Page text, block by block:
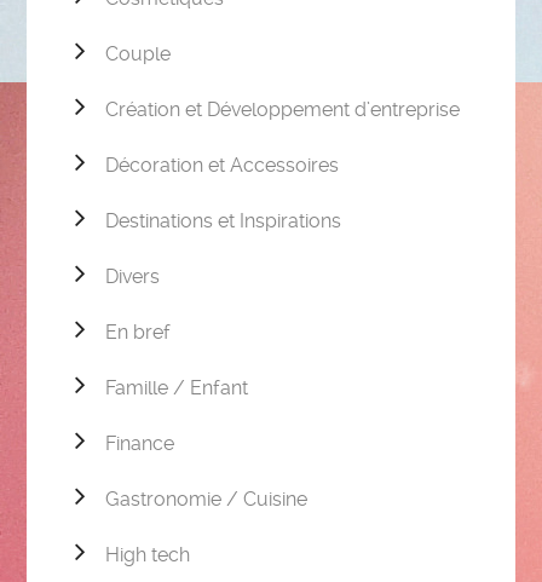
Couple
Création et Développement d’entreprise
Décoration et Accessoires
Destinations et Inspirations
Divers
En bref
Famille / Enfant
Finance
Gastronomie / Cuisine
High tech